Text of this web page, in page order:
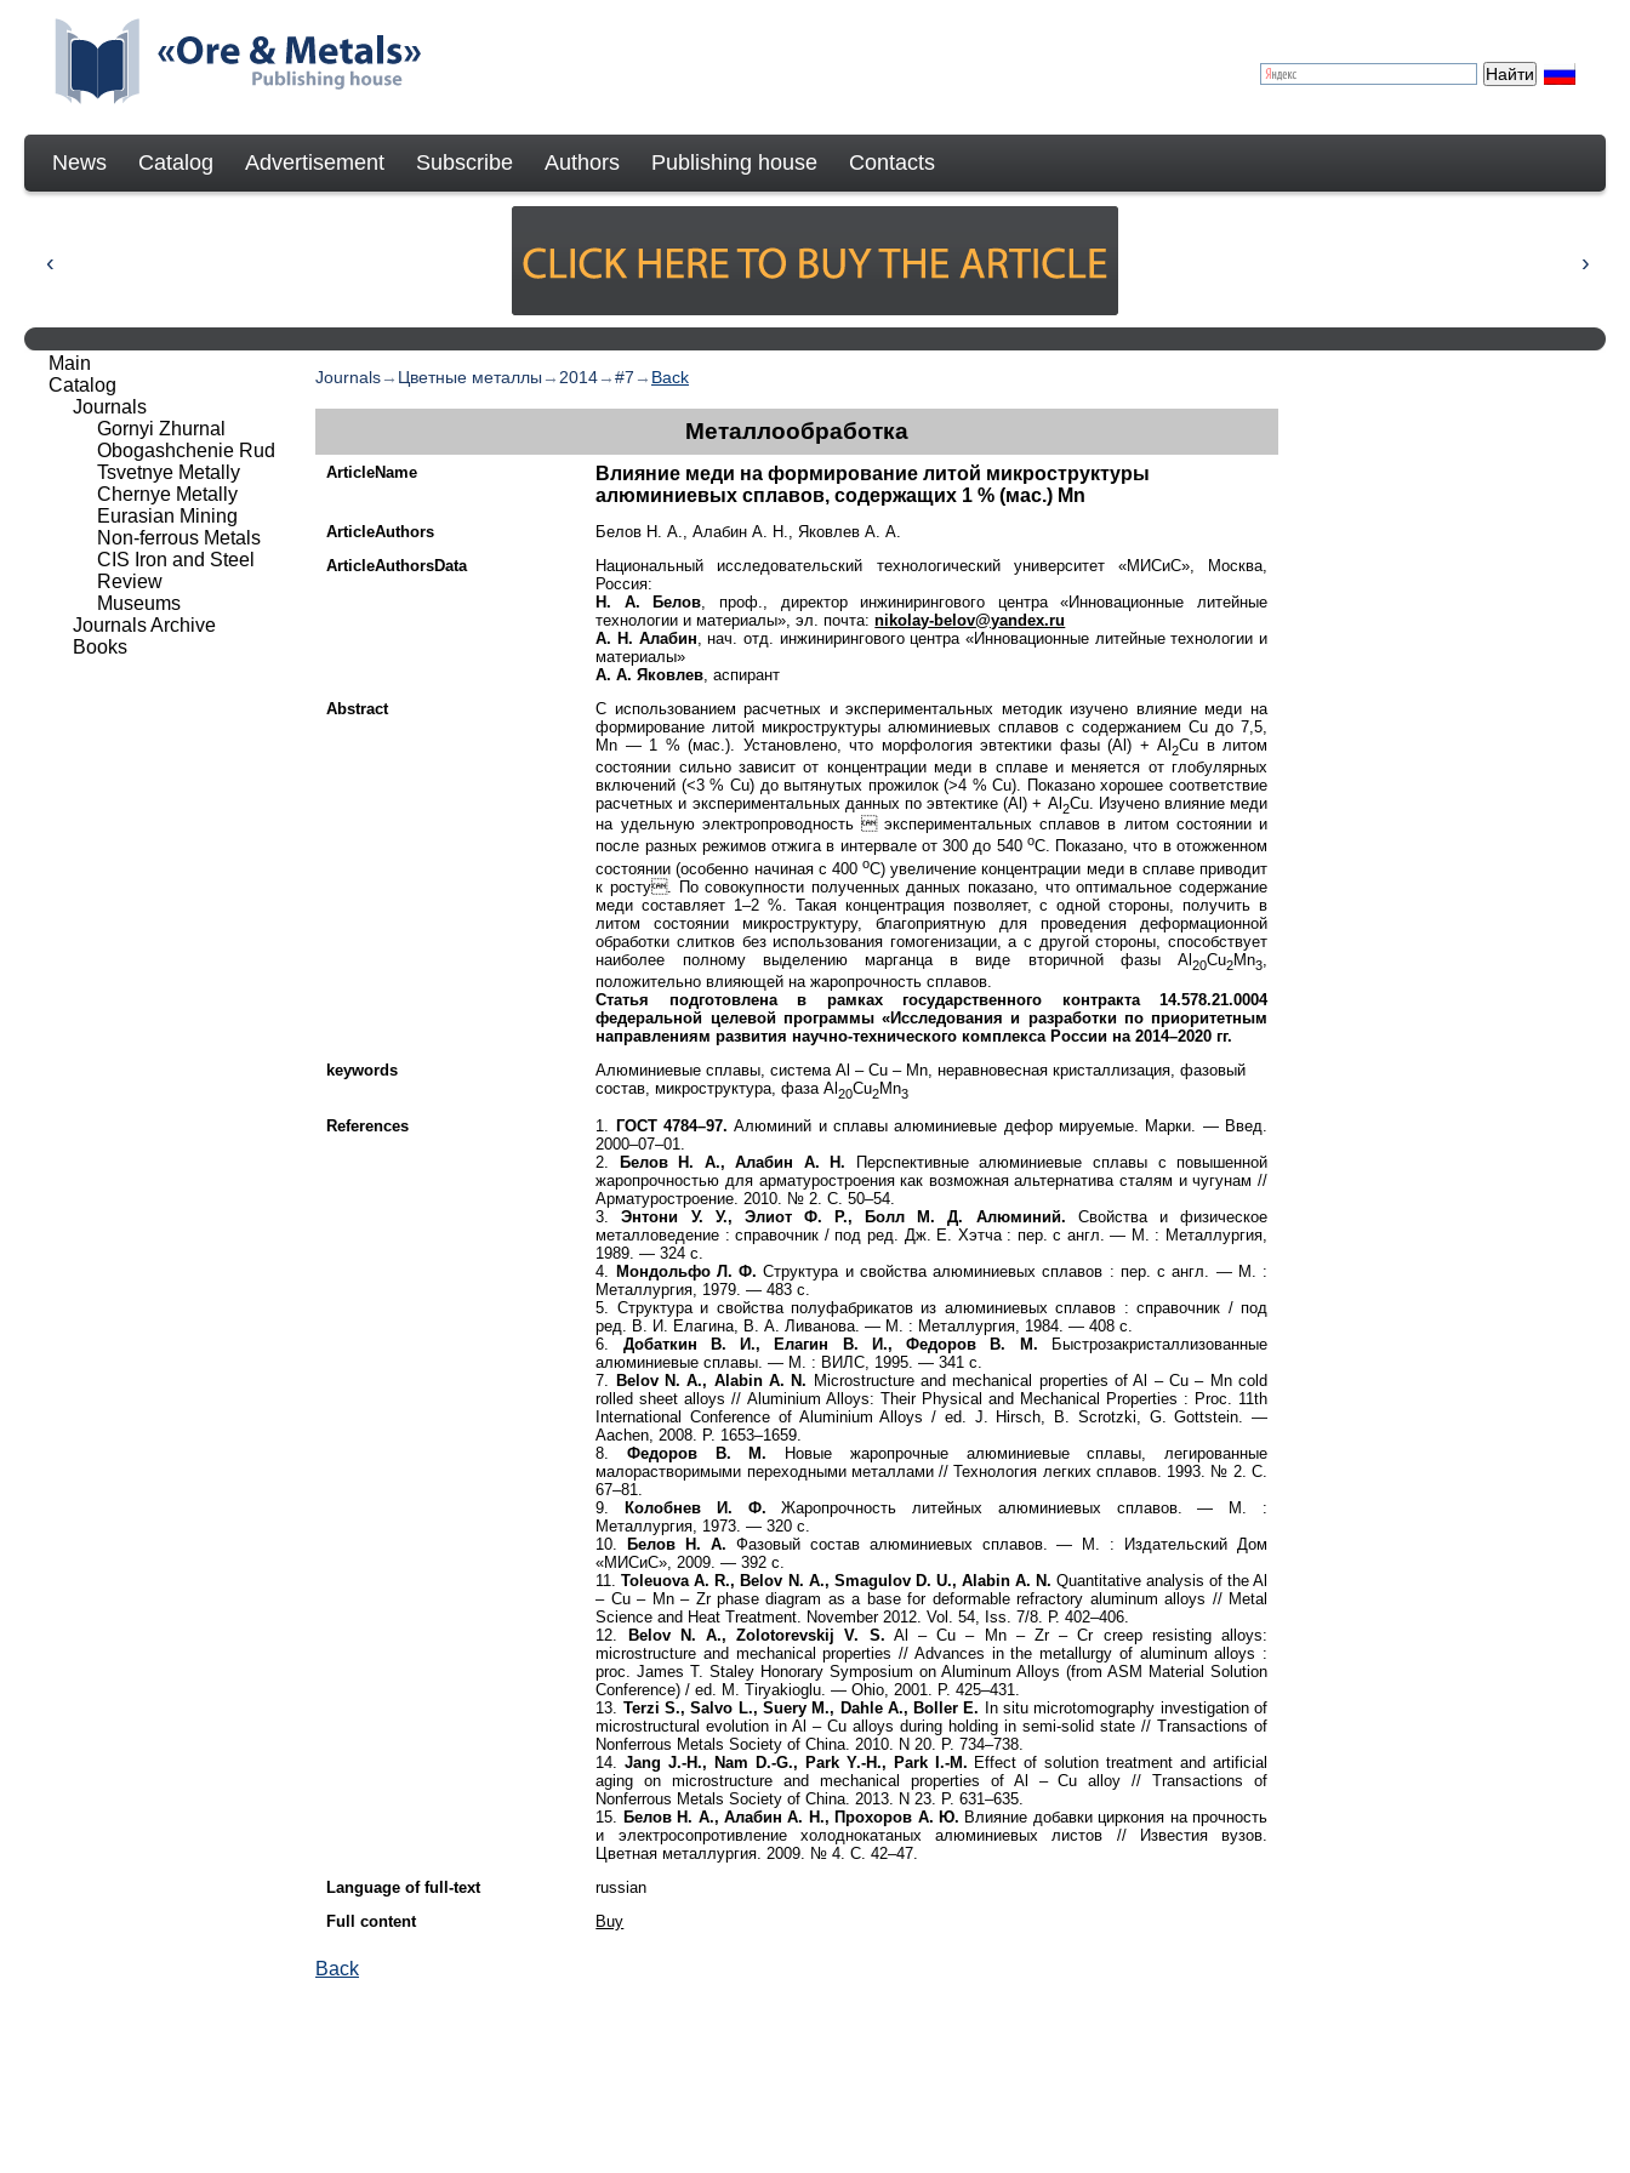
News Catalog Advertisement Subscribe Authors Publishing house Contacts
Journals→ Цветные металлы → 2014→#7 → Back
Металлообработка
ArticleName
Влияние меди на формирование литой микроструктуры
алюминиевых сплавов, содержащих 1 % (мас.) Mn
ArticleAuthors
Белов Н. А., Алабин А. Н., Яковлев А. А.
ArticleAuthorsData
Национальный исследовательский технологический университет «МИСиС», Москва,
Россия:
Н. А. Белов , проф., директор инжинирингового центра «Инновационные литейные
технологии и материалы», эл. почта:nikolay-belov@yandex.ru
А. Н. Алабин , нач. отд. инжинирингового центра «Инновационные литейные технологии и
материалы»
А. А. Яковлев , аспирант
Abstract
С использованием расчетных и экспериментальных методик изучено влияние меди на
формирование литой микроструктуры алюминиевых сплавов с содержанием Cu до 7,5,
Mn — 1 % (мас.). Установлено, что морфология эвтектики фазы (Al) + Al2Cu в литом
состоянии сильно зависит от концентрации меди в сплаве и меняется от глобулярных
включений (<3 % Cu) до вытянутых прожилок (>4 % Cu). Показано хорошее соответствие
расчетных и экспериментальных данных по эвтектике (Al) + Al 2Cu. Изучено влияние меди
на удельную электропроводность  экспериментальных сплавов в литом состоянии и
после разных режимов отжига в интервале от 300 до 540 оС. Показано, что в отожженном
состоянии (особенно начиная с 400оС) увеличение концентрации меди в сплаве приводит
к росту. По совокупности полученных данных показано, что оптимальное содержание
меди составляет 1–2 %. Такая концентрация позволяет, с одной стороны, получить в
литом состоянии микроструктуру, благоприятную для проведения деформационной
обработки слитков без использования гомогенизации, а с другой стороны, способствует
наиболее полному выделению марганца в виде вторичной фазы Al 20Cu2Mn3,
положительно влияющей на жаропрочность сплавов.
Статья подготовлена в рамках государственного
контракта 14.578.21.0004
федеральной целевой программы «Исследования и разработки по приоритетным
направлениям развития научно-технического комплекса России на 2014–2020 гг.
keywords
Алюминиевые сплавы, система Al – Cu – Mn, неравновесная кристаллизация, фазовый
состав, микроструктура, фаза Al20Cu2Mn3
References 1. ГОСТ 4784–97. Алюминий и сплавы алюминиевые дефор мируемые. Марки. — Введ.
2000–07–01.
2.
Белов Н. А., Алабин А. Н. Перспективные алюминиевые сплавы с повышенной
жаропрочностью для арматуростроения как возможная альтернатива сталям и чугунам //
Арматуростроение. 2010. № 2. C. 50–54.
3.Энтони У. У., Элиот Ф. Р., Болл М. Д. Алюминий. Свойства и физическое
металловедение : справочник / под ред. Дж. Е. Хэтча : пер. с англ. — М. : Металлургия,
1989. — 324 с.
4. Мондольфо Л. Ф. Структура и свойства алюминиевых сплавов : пер. с англ. — М. :
Металлургия, 1979. — 483 с.
5. Структура и свойства полуфабрикатов из алюминиевых сплавов : справочник / под
ред. В. И. Елагина, В. А. Ливанова. — М. : Металлургия, 1984. — 408 с.
6. Добаткин В. И., Елагин В. И., Федоров В. М. Быстрозакристаллизованные
алюминиевые сплавы. — М. : ВИЛС, 1995. — 341 с.
7. Belov N. A., Alabin A. N. Microstructure and mechanical properties of Al – Cu – Mn cold
rolled sheet alloys // Aluminium Alloys: Their Physical and Mechanical Properties : Proc. 11th
International Conference of Aluminium Alloys / ed. J. Hirsch, B. Scrotzki, G. Gottstein. —
Aachen, 2008. P. 1653–1659.
8.Федоров В. М. Новые жаропрочные алюминиевые сплавы, легированные
малорастворимыми переходными металлами // Технология легких сплавов. 1993. № 2. С.
67–81.
9.
Колобнев И. Ф. Жаропрочность литейных алюминиевых сплавов. — М. :
Металлургия, 1973. — 320 с.
10.
Белов Н. А. Фазовый состав алюминиевых сплавов. — М. : Издательский Дом
«МИСиС», 2009. — 392 с.
11.Toleuova A. R., Belov N. A., Smagulov D. U., Alabin A. N. Quantitative analysis of the Al
– Cu – Mn – Zr phase diagram as a base for deformable refractory aluminum alloys // Metal
Science and Heat Treatment. November 2012. Vol. 54, Iss. 7/8. Р. 402–406.
12.
Belov N. A., Zolotorevskij V. S. Al – Cu – Mn – Zr – Cr creep resisting alloys:
microstructure and mechanical properties // Advances in the metallurgy of aluminum alloys :
proc. James T. Staley Honorary Symposium on Aluminum Alloys (from ASM Material Solution
Conference) / ed. M. Tiryakioglu. — Ohio, 2001. P. 425–431.
13. Terzi S., Salvo L., Suery M., Dahle A., Boller E. In situ microtomography investigation of
microstructural evolution in Al – Cu alloys during holding in semi-solid state // Transactions of
Nonferrous Metals Society of China. 2010. N 20. P. 734–738.
14.Jang J.-H., Nam D.-G., Park Y.-H., Park I.-M. Effect of solution treatment and artificial
aging on microstructure and mechanical properties of Al – Cu alloy // Transactions of
Nonferrous Metals Society of China. 2013. N 23. P. 631–635.
15. Белов Н. А., Алабин А. Н., Прохоров А. Ю. Влияние добавки циркония на прочность
и электросопротивление холоднокатаных алюминиевых листов // Известия вузов.
Цветная металлургия. 2009. № 4. С. 42–47.
Language of full-text
russian
Full content
Buy
Back
Main
Catalog
Journals
Gornyi Zhurnal
Obogashchenie Rud
Tsvetnye Metally
Chernye Metally
Eurasian Mining
Non-ferrous Metals
CIS Iron and Steel
Review
Museums
Journals Archive
Books